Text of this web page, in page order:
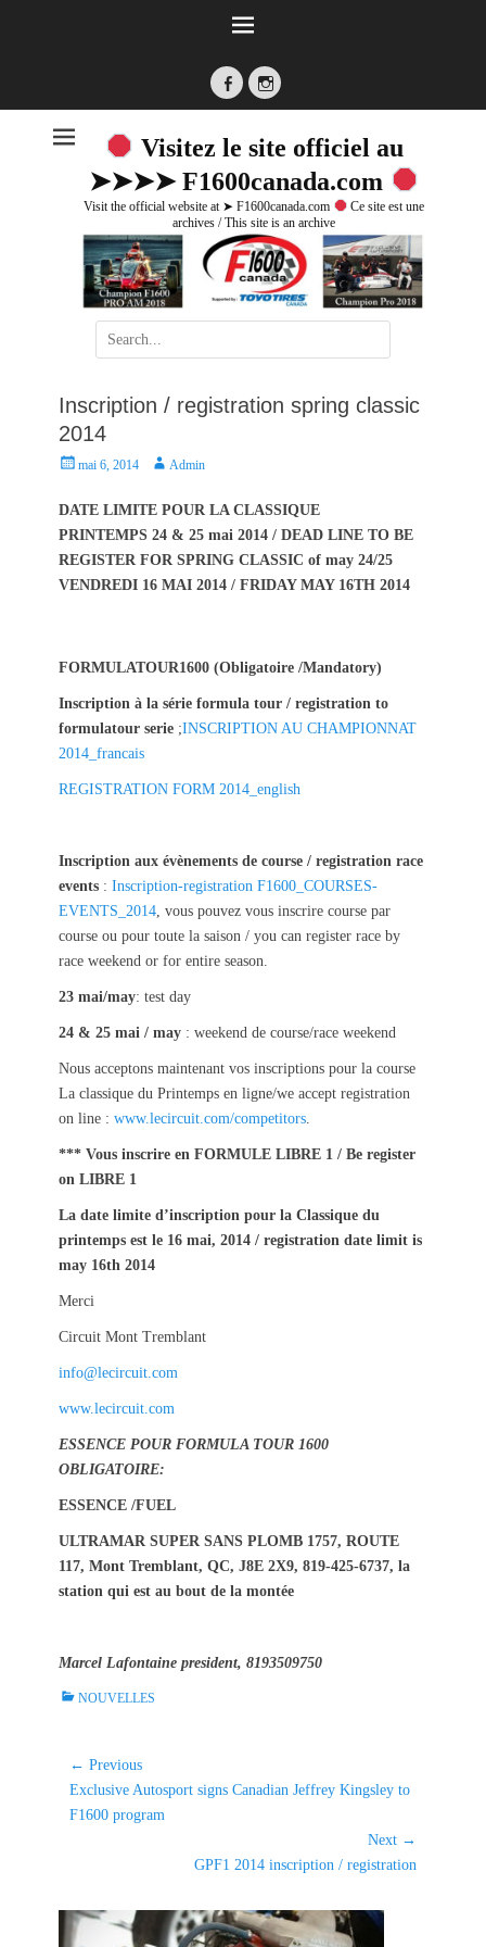
FacebookInstagram
Visitez le site officiel au
➤➤➤➤ F1600canada.com
Visit the official website at ➤ F1600canada.com
Ce site est une
archives / This site is an archive
Search
for:
Inscription / registration spring classic
2014
P
s
t
o
mai 6, 2014
A
t
h
Admin
DATE LIMITE POUR LA CLASSIQUE
PRINTEMPS 24 & 25 mai 2014 / DEAD LINE TO BE
REGISTER FOR SPRING CLASSIC of may 24/25
VENDREDI 16 MAI 2014 / FRIDAY MAY 16TH 2014
FORMULATOUR1600 (Obligatoire /Mandatory)
Inscription à la série formula tour / registration to
formulatour serie ;INSCRIPTION AU CHAMPIONNAT
2014_francais
REGISTRATION FORM 2014_english
Inscription aux évènements de course / registration race
events : Inscription-registration F1600_COURSES-
EVENTS_2014 , vous pouvez vous inscrire course par
course ou pour toute la saison / you can register race by
race weekend or for entire season.
23 mai/may: test day
24 & 25 mai / may : weekend de course/race weekend
Nous acceptons maintenant vos inscriptions pour la course
La classique du Printemps en ligne/we accept registration
on line : www.lecircuit.com/competitors
*** Vous inscrire en FORMULE LIBRE 1 / Be register
on LIBRE 1
La date limite d’inscription pour la Classique du
printemps est le 16 mai, 2014 / registration date limit is
may 16th 2014
Merci
Circuit Mont Tremblant
info@lecircuit.com
www.lecircuit.com
ESSENCE POUR FORMULA TOUR 1600
OBLIGATOIRE:
ESSENCE /FUEL
ULTRAMAR SUPER SANS PLOMB 1757, ROUTE
117, Mont Tremblant, QC, J8E 2X9, 819-425-6737, la
station qui est au bout de la montée
Marcel Lafontaine president, 8193509750
C
NOUVELLES
Navigation
de
l'article
← Previous
Previous
post:
Exclusive Autosport signs Canadian Jeffrey Kingsley to
F1600 program
Next →
GPF1 2014 inscription / registration